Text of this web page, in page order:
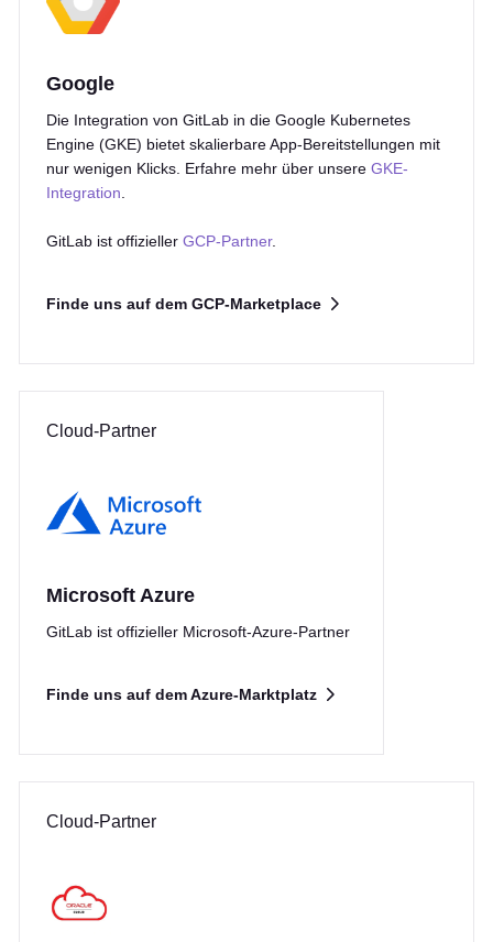
Google
Die Integration von GitLab in die Google Kubernetes
Engine (GKE) bietet skalierbare App-Bereitstellungen mit
nur wenigen Klicks. Erfahre mehr über unsere GKE-
Integration
GitLab ist offizieller GCP-Partner.
Finde uns auf dem GCP-Marketplace
Cloud-Partner
Microsoft Azure
GitLab ist offizieller Microsoft-Azure-Partner
Finde uns auf dem Azure-Marktplatz
Cloud-Partner